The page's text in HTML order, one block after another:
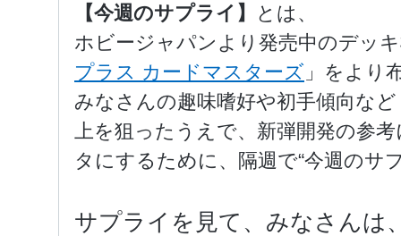
【今週のサプライ】
とは、
ホビージャパンより発売中のデッ
プラス カードマスターズ 」をより
みなさんの趣味嗜好や初手傾向な
上を狙ったうえで、新弾開発の参
タにするために、隔週で“今週のサ
サプライを見て、みなさんは